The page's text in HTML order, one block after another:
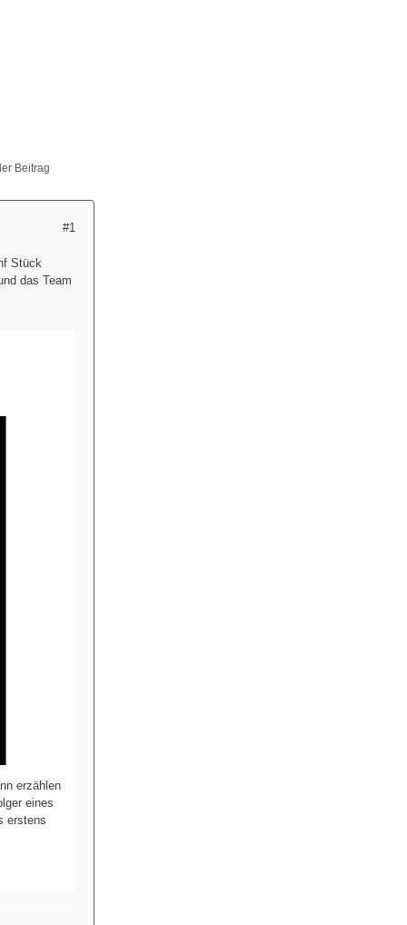
Beitrag
#1
Stück
das Team
erzählen
eines
erstens